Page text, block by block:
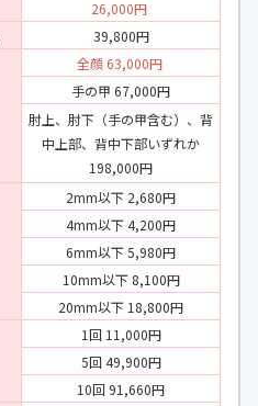
26,000円
39,800円
全顔 63,000円
手の甲 67,000円
肘上、肘下（手の甲含む）、背
中上部、背中下部いずれか
198,000円
2mm以下 2,680円
4mm以下 4,200円
6mm以下 5,980円
10mm以下 8,100円
20mm以下 18,800円
1回 11,000円
5回 49,900円
10回 91,660円